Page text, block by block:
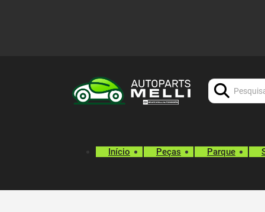
Início Peças Parque